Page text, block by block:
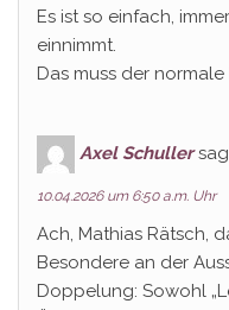
Es ist so einfach,
einnimmt.
Das muss der
Axel Schuller
10.04.2026 um 6:50 a.m. Uhr
Ach, Mathias Rätsch,
Besondere an der
Doppelung: Sowohl